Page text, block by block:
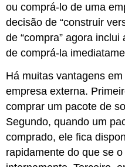
ou comprá-lo de uma
decisão de “construir
de “compra” agora
de comprá-la
Há muitas vantagens
empresa externa.
comprar um pacote de
Segundo, quando um
comprado, ele fica
rapidamente do que se